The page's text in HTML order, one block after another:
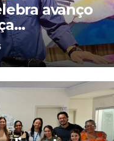
avanço
educação